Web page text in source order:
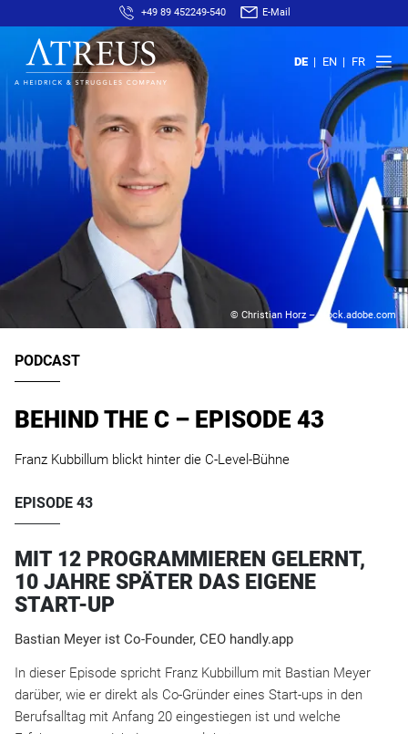
+49 89 452249-540 E-Mail
DE EN FR
© Christian Horz – stock.adobe.com
PODCAST
BEHIND THE C – EPISODE 43
Franz Kubbillum blickt hinter die C-Level-Bühne
EPISODE 43
MIT 12 PROGRAMMIEREN GELERNT,
10 JAHRE SPÄTER DAS EIGENE
START-UP
Bastian Meyer ist Co-Founder, CEO handly.app
In dieser Episode spricht Franz Kubbillum mit Bastian Meyer
darüber, wie er direkt als Co-Gründer eines Start-ups in den
Berufsalltag mit Anfang 20 eingestiegen ist und welche